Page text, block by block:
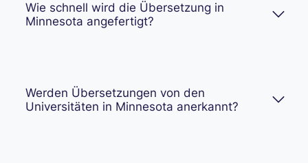
Wie schnell wird die Übersetzung in
Minnesota angefertigt?
Werden Übersetzungen von den
Universitäten in Minnesota anerkannt?